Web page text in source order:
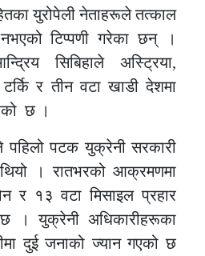
युरोपेली नेताहरूले तत्काल
नभएको टिप्पणी गरेका छन् ।
सिबिहाले अस्ट्रिया,
र तीन वटा खाडी देशमा
छ ।
पटक युक्रेनी सरकारी
। रातभरको आक्रमणमा
१३ वटा मिसाइल प्रहार
। युक्रेनी अधिकारीहरूका
दुई जनाको ज्यान गएको छ